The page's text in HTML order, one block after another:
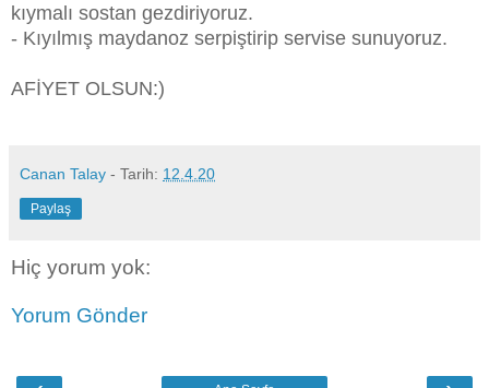
kıymalı sostan gezdiriyoruz.
- Kıyılmış maydanoz serpiştirip servise sunuyoruz.
AFİYET OLSUN:)
Canan Talay - Tarih: 12.4.20
Paylaş
Hiç yorum yok:
Yorum Gönder